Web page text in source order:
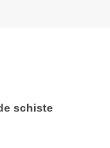
schiste